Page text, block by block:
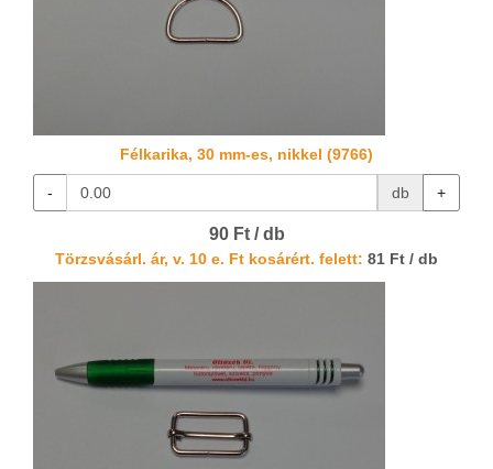
Félkarika, 30 mm-es, nikkel (9766)
- db +
90 Ft / db
Törzsvásárl. ár, v. 10 e. Ft kosárért. felett: 81 Ft / db